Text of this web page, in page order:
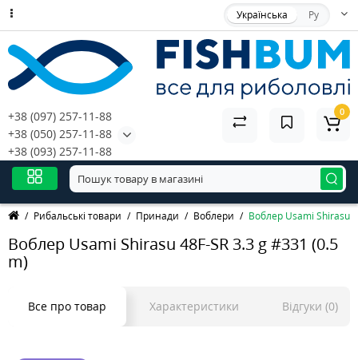
Українська Ру
+38 (097) 257-11-88
+38 (050) 257-11-88
+38 (093) 257-11-88
0
Рибальські товари Принади Воблери Воблер Usami Shirasu
Воблер Usami Shirasu 48F-SR 3.3 g #331 (0.5
m)
Все про товар Характеристики Відгуки (0)